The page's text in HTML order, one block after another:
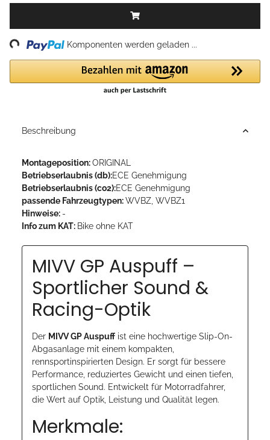
Komponenten werden geladen ...
Beschreibung
Montageposition:ORIGINAL
Betriebserlaubnis (db):ECE Genehmigung
Betriebserlaubnis (co2):ECE Genehmigung
passende Fahrzeugtypen:WVBZ, WVBZ1
Hinweise: -
Info zum KAT: Bike ohne KAT
MIVV GP Auspuff –
Sportlicher Sound &
Racing-Optik
Der MIVV GP Auspuff ist eine hochwertige Slip-On-
Abgasanlage mit einem kompakten,
rennsportinspirierten Design. Er sorgt für bessere
Performance, reduziertes Gewicht und einen tiefen,
sportlichen Sound. Entwickelt für Motorradfahrer,
die Wert auf Optik, Leistung und Qualität legen.
Merkmale: